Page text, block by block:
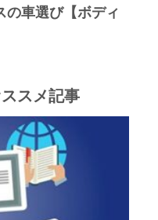
の車選び【ボディ
スメ記事